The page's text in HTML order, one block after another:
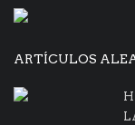
ARTÍCULOS